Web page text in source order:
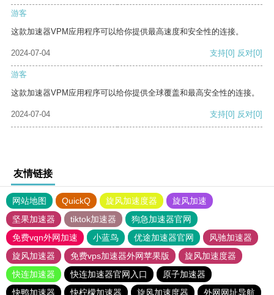
游客
这款加速器VPM应用程序可以给你提供最高速度和安全性的连接。
2024-07-04 支持[0] 反对[0]
游客
这款加速器VPM应用程序可以给你提供全球覆盖和最高安全性的连接。
2024-07-04 支持[0] 反对[0]
友情链接
网站地图 QuickQ 旋风加速度器
旋风加速
坚果加速器
tiktok加速器
狗急加速器官网
免费vqn外网加速
小蓝鸟 优途加速器官网
风驰加速器
旋风加速器
免费vps加速器外网苹果版
旋风加速度器
快连加速器
快连加速器官网入口
原子加速器
快鸭加速器
快柠檬加速器 旋风加速度器 外网网址导航